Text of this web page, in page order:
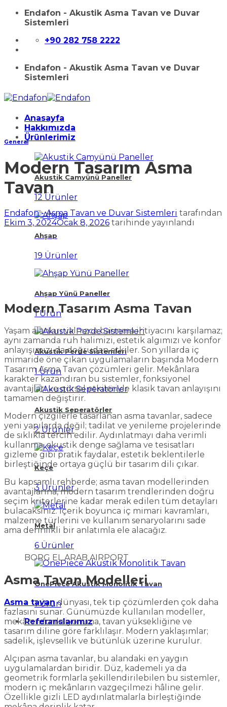
İçeriğeEndafon - Akustik Asma Tavan ve Duvar
Sistemleri
+90 282 758 2222
Endafon - Akustik Asma Tavan ve Duvar
Sistemleri
Anasayfa
Hakkımızda
Ürünlerimiz
Akustik Camyünü Paneller
12 Ürünler
Ahşap
19 Ürünler
Ahşap Yünü Paneller
1 Ürün
Akustik Perde Sistemleri
1 Ürün
Akustik Seperatörler
2 Ürünler
Keçe
3 Ürünler
Metal
6 Ürünler
OnePiece Akustik Monolitik Tavan
1 Ürün
Referanslarımız
General
Modern Tasarım Asma
Tavan
Endafon - Asma Tavan ve Duvar Sistemleri tarafından
Ekim 3, 2024Ocak 8, 2026 tarihinde yayınlandı
Modern Tasarım Asma Tavan
Yaşam alanları yalnızca barınma ihtiyacını karşılamaz;
aynı zamanda ruh halimizi, estetik algımızı ve konfor
anlayışımızı da doğrudan etkiler. Son yıllarda iç
mimaride öne çıkan uygulamaların başında Modern
Tasarım Asma Tavan çözümleri gelir. Mekânlara
karakter kazandıran bu sistemler, fonksiyonel
avantajları ve görsel etkileriyle klasik tavan anlayışını
tamamen değiştirir.
Modern çizgilerle tasarlanan asma tavanlar, sadece
yeni yapılarda değil; tadilat ve yenileme projelerinde
de sıklıkla tercih edilir. Aydınlatmayı daha verimli
kullanma, akustik denge sağlama ve tesisatları
gizleme gibi pratik faydalar, estetik beklentilerle
birleştiğinde ortaya güçlü bir tasarım dili çıkar.
Bu kapsamlı rehberde; asma tavan modellerinden
avantajlarına, modern tasarım trendlerinden doğru
seçim kriterlerine kadar merak edilen tüm detayları
bulacaksınız. İçerik boyunca iç mimari kavramları,
malzeme türlerini ve kullanım senaryolarını sade
ama derinlikli bir anlatımla ele alacağız.
BORG EL ARAB AIRPORT
Asma Tavan Modelleri
Asma tavandünyası, tek tip çözümlerden çok daha
fazlasını sunar. Günümüzde kullanılan modeller,
mekânın fonksiyonuna, tavan yüksekliğine ve
tasarım diline göre farklılaşır. Modern yaklaşımlar;
sadelik, işlevsellik ve bütünlük üzerine kurulur.
Alçıpan asma tavanlar, bu alandaki en yaygın
uygulamalardan biridir. Düz, kademeli ya da
geometrik formlarla şekillendirilebilen bu sistemler,
modern iç mekânların vazgeçilmezi hâline gelir.
Özellikle gizli LED aydınlatmalarla birleştiğinde